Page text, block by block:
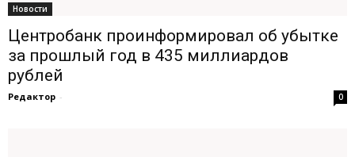
Новости
Центробанк проинформировал об убытке
за прошлый год в 435 миллиардов
рублей
Редактор - 0